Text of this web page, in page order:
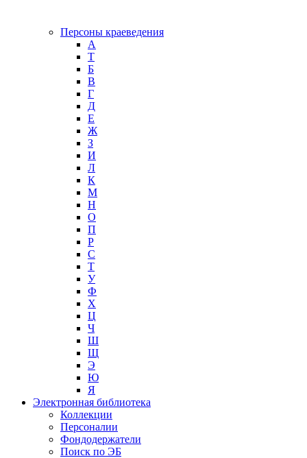
Персоны краеведения
А
T
Б
В
Г
Д
Е
Ж
З
И
Л
К
М
Н
О
П
Р
С
Т
У
Ф
Х
Ц
Ч
Ш
Щ
Э
Ю
Я
Электронная библиотека
Коллекции
Персоналии
Фондодержатели
Поиск по ЭБ